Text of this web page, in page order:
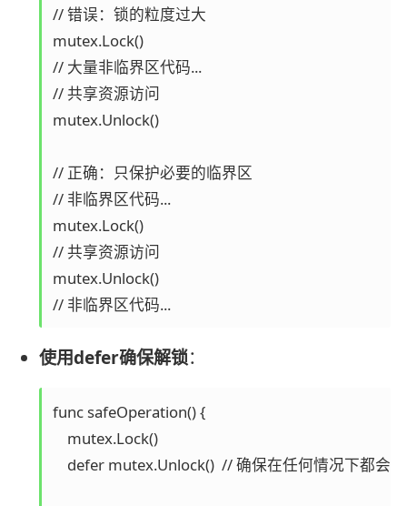
// 错误：锁的粒度过大
mutex.Lock()
// 大量非临界区代码...
// 共享资源访问
mutex.Unlock()
// 正确：只保护必要的临界区
// 非临界区代码...
mutex.Lock()
// 共享资源访问
mutex.Unlock()
// 非临界区代码...
使用defer确保解锁：
func safeOperation() {
    mutex.Lock()
defer mutex.Unlock()  // 确保在任何情况下都会